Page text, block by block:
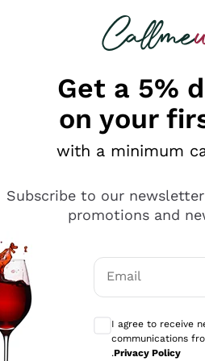
looking for
è male ma secondo me ci
Get a 5%
on your
with a minimum
Subscribe to our
promotions and
Email
I agree to receive
communications
.Privacy Policy